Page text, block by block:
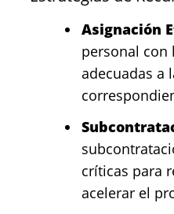
Asignación
personal con
adecuadas a
críticas para
acelerar el